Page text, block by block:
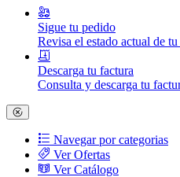
Sigue tu pedido
Revisa el estado actual de
Descarga tu factura
Consulta y descarga tu
Navegar por categorias
Ver Ofertas
Ver Catálogo